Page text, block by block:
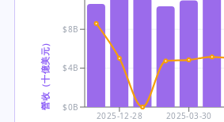
2025-12-28 2025-03-30
$0B
$4B
$8B
營收（十億美元）